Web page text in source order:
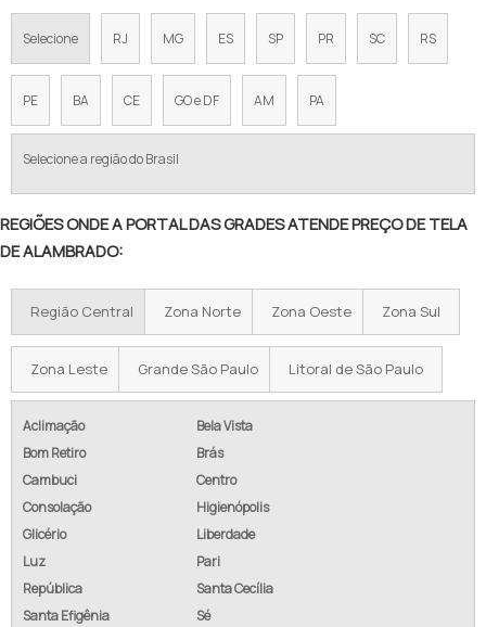
TELA ALAMBRADO FIO 12
TELA DE ARAME GALVANIZADO PREÇO
VALOR DE TELA DE ALAMBRADO
ALAMBRADO PREÇO M2
TELA GALVANIZADA PREÇO POR METRO
ALAMBRADO PREÇO M2 INSTALADO
ALAMBRADO COM CONCERTINA
ALAMBRADO GALVANIZADO PREÇO
TELA ALAMBRADO REVESTIDA PVC
Selecione RJ MG ES SP PR SC RS
PE BA CE GO e DF AM PA
Selecione a região do Brasil
REGIÕES ONDE A PORTAL DAS GRADES ATENDE PREÇO DE TELA
DE ALAMBRADO:
Região Central Zona Norte Zona Oeste Zona Sul
Zona Leste Grande São Paulo Litoral de São Paulo
Aclimação
Bela Vista
Bom Retiro
Brás
Cambuci
Centro
Consolação
Higienópolis
Glicério
Liberdade
Luz
Pari
República
Santa Cecília
Santa Efigênia
Sé